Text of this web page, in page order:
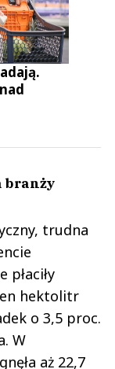
branży
trudna
płaciły
hektolitr
o 3,5 proc.
W
aż 22,7